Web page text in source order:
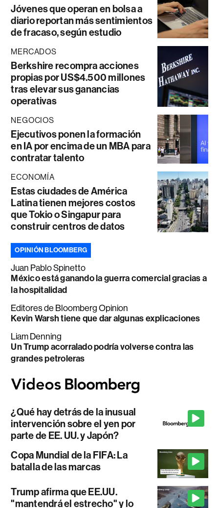
Jóvenes que operan en bolsa a
diario reportan más sentimientos
de fracaso, según estudio
MERCADOS
Berkshire recompra acciones
propias por US$4.500 millones
tras elevar sus ganancias
operativas
NEGOCIOS
Ejecutivos ponen la formación
en IA por encima de un MBA para
contratar talento
ECONOMÍA
Estas ciudades de América
Latina tienen mejores costos
que Tokio o Singapur para
construir centros de datos
OPINIÓN BLOOMBERG
Juan Pablo Spinetto
México está ganando la guerra comercial gracias a
la hospitalidad
Editores de Bloomberg Opinion
Kevin Warsh tiene que dar algunas explicaciones
Liam Denning
Un Trump acorralado podría volverse contra las
grandes petroleras
¿Qué hay detrás de la inusual
intervención sobre el yen por
parte de EE. UU. y Japón?
Copa Mundial de la FIFA: La
batalla de las marcas
Trump afirma que EE.UU.
"mantendrá el estrecho" y lo